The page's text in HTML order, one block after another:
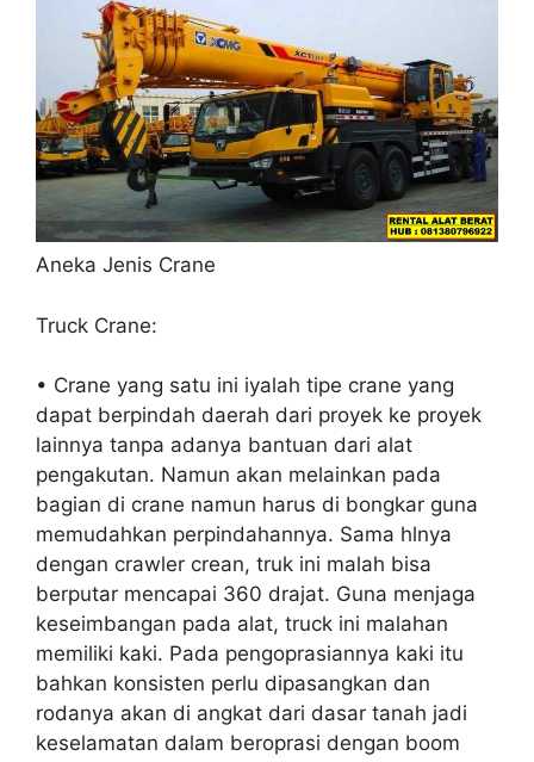
Aneka Jenis Crane
Truck Crane:
• Crane yang satu ini iyalah tipe crane yang
dapat berpindah daerah dari proyek ke proyek
lainnya tanpa adanya bantuan dari alat
pengakutan. Namun akan melainkan pada
bagian di crane namun harus di bongkar guna
memudahkan perpindahannya. Sama hlnya
dengan crawler crean, truk ini malah bisa
berputar mencapai 360 drajat. Guna menjaga
keseimbangan pada alat, truck ini malahan
memiliki kaki. Pada pengoprasiannya kaki itu
bahkan konsisten perlu dipasangkan dan
rodanya akan di angkat dari dasar tanah jadi
keselamatan dalam beroprasi dengan boom